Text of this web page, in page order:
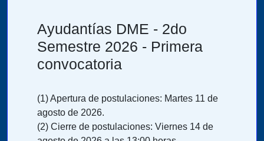
Ayudantías DME - 2do
Semestre 2026 - Primera
convocatoria
(1) Apertura de postulaciones: Martes 11 de
agosto de 2026.
(2) Cierre de postulaciones: Viernes 14 de